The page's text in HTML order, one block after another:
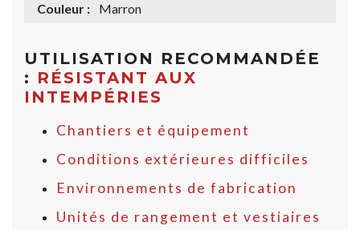
Couleur :
Marron
UTILISATION RECOMMANDÉE
: RÉSISTANT AUX
INTEMPÉRIES
Chantiers et équipement
Conditions extérieures difficiles
Environnements de fabrication
Unités de rangement et vestiaires